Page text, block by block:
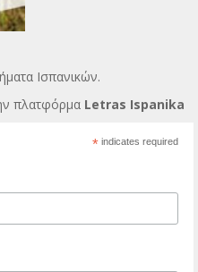
Ισπανικών.
πλατφόρμα Letras Ispanika
* indicates required